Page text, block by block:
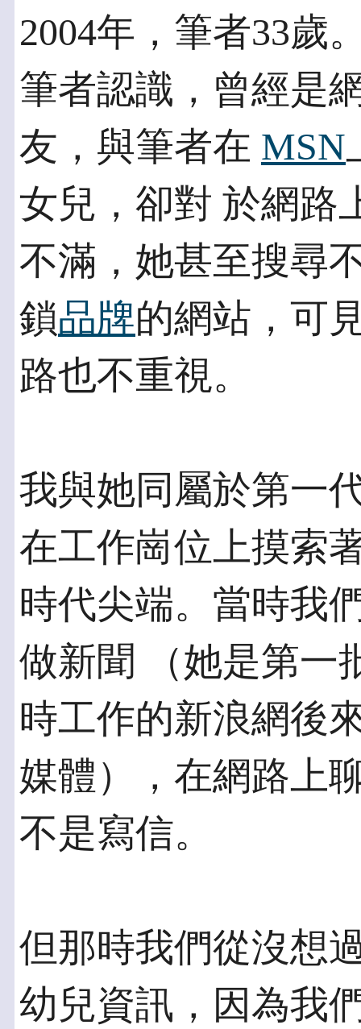
2004年，筆者33歲
筆者認識，曾經是
友，與筆者在 MSN
女兒，卻對 於網路
不滿，她甚至搜尋
鎖品牌的網站，可
路也不重視。
我與她同屬於第一
在工作崗位上摸索
時代尖端。當時我
做新聞 （她是第一
時工作的新浪網後
媒體），在網路上
不是寫信。
但那時我們從沒想
幼兒資訊，因為我